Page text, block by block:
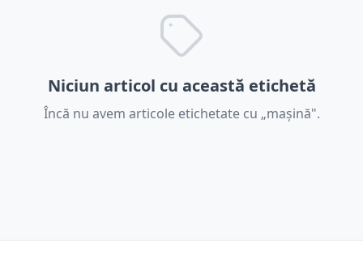
Niciun articol cu această etichetă
Încă nu avem articole etichetate cu „mașină".